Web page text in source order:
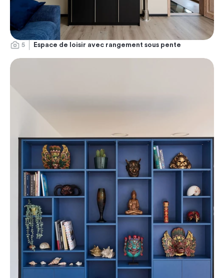
5 Espace de loisir avec rangement sous pente